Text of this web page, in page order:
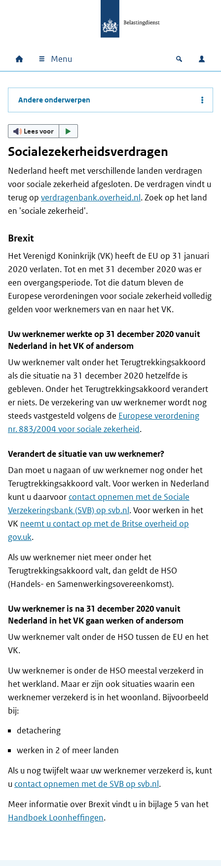
Hoofdnavigatie
Home Menu Open
Andere onderwerpen
Lees voor
Socialezekerheidsverdragen
Nederland heeft met verschillende landen verdragen
voor sociale zekerheid afgesloten. De verdragen vindt u
terug op verdragenbank.overheid.nl. Zoek op het land
en 'sociale zekerheid'.
Brexit
Het Verenigd Koninkrijk (VK) heeft de EU op 31 januari
2020 verlaten. Tot en met 31 december 2020 was er
een overgangsperiode. Tot die datum bleven de
Europese verordeningen voor sociale zekerheid volledig
gelden voor werknemers van en naar het VK.
Uw werknemer werkte op 31 december 2020 vanuit
Nederland in het VK of andersom
Uw werknemer valt onder het Terugtrekkingsakkoord
als die situatie na 31 december 2020 hetzelfde is
gebleven. Onder het Terugtrekkingsakkoord verandert
er niets. De verzekering van uw werknemer wordt nog
steeds vastgesteld volgens de Europese verordening
nr. 883/2004 voor sociale zekerheid.
Verandert de situatie van uw werknemer?
Dan moet u nagaan of uw werknemer nog onder het
Terugtrekkingsakkoord valt. Voor werken in Nederland
kunt u daarvoor contact opnemen met de Sociale
Verzekeringsbank (SVB) op svb.nl. Voor werken in het
VK neemt u contact op met de Britse overheid op
gov.uk.
Als uw werknemer niet meer onder het
Terugtrekkingsakkoord valt, dan geldt de HSO
(Handels- en Samenwerkingsovereenkomst).
Uw werknemer is na 31 december 2020 vanuit
Nederland in het VK gaan werken of andersom
Uw werknemer valt onder de HSO tussen de EU en het
VK.
Uw werknemer is onder de HSO meestal verzekerd in
het werkland. Maar er zijn ook situaties waarin een
werknemer verzekerd is in het woonland. Bijvoorbeeld
bij:
detachering
werken in 2 of meer landen
Als u nog twijfelt waar uw werknemer verzekerd is, kunt
u contact opnemen met de SVB op svb.nl.
Meer informatie over Brexit vindt u in bijlage 5 van het
Handboek Loonheffingen.